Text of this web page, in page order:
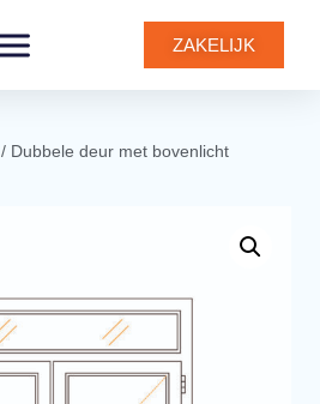
ZAKELIJK
/ Dubbele deur met bovenlicht